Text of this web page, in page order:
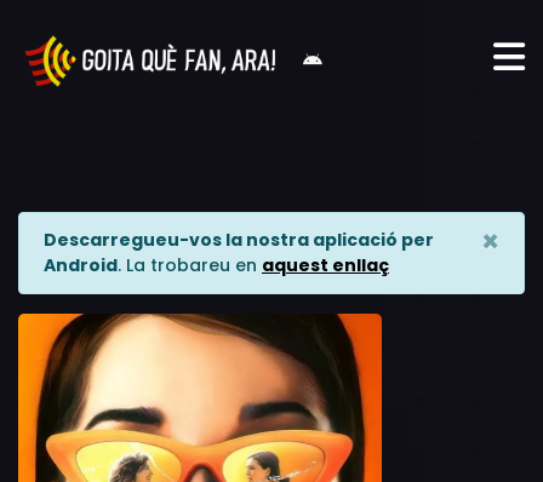
Descarregueu-vos la nostra aplicació per
Android. La trobareu en aquest enllaç
×